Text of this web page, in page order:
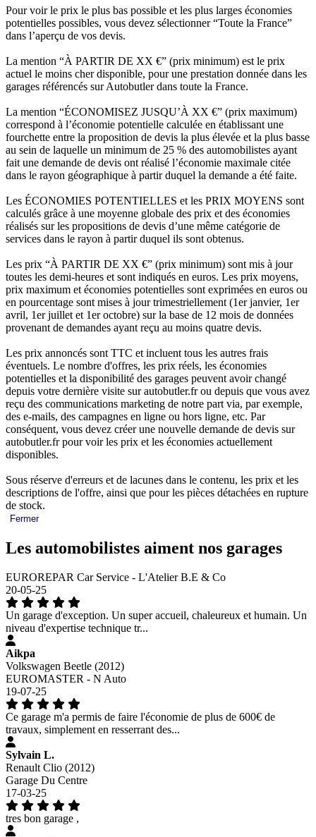
Pour voir le prix le plus bas possible et les plus larges économies
potentielles possibles, vous devez sélectionner “Toute la France”
dans l’aperçu de vos devis.
La mention “À PARTIR DE XX €” (prix minimum) est le prix
actuel le moins cher disponible, pour une prestation donnée dans les
garages référencés sur Autobutler dans toute la France.
La mention “ÉCONOMISEZ JUSQU’À XX €” (prix maximum)
correspond à l’économie potentielle calculée en établissant une
fourchette entre la proposition de devis la plus élevée et la plus basse
au sein de laquelle un minimum de 25 % des automobilistes ayant
fait une demande de devis ont réalisé l’économie maximale citée
dans le rayon géographique à partir duquel la demande a été faite.
Les ÉCONOMIES POTENTIELLES et les PRIX MOYENS sont
calculés grâce à une moyenne globale des prix et des économies
réalisés sur les propositions de devis d’une même catégorie de
services dans le rayon à partir duquel ils sont obtenus.
Les prix “À PARTIR DE XX €” (prix minimum) sont mis à jour
toutes les demi-heures et sont indiqués en euros. Les prix moyens,
prix maximum et économies potentielles sont exprimées en euros ou
en pourcentage sont mises à jour trimestriellement (1er janvier, 1er
avril, 1er juillet et 1er octobre) sur la base de 12 mois de données
provenant de demandes ayant reçu au moins quatre devis.
Les prix annoncés sont TTC et incluent tous les autres frais
éventuels. Le nombre d'offres, les prix réels, les économies
potentielles et la disponibilité des garages peuvent avoir changé
depuis votre dernière visite sur autobutler.fr ou depuis que vous avez
reçu des communications marketing de notre part via, par exemple,
des e-mails, des campagnes en ligne ou hors ligne, etc. Par
conséquent, vous devez créer une nouvelle demande de devis sur
autobutler.fr pour voir les prix et les économies actuellement
disponibles.
Sous réserve d'erreurs et de lacunes dans le contenu, les prix et les
descriptions de l'offre, ainsi que pour les pièces détachées en rupture
de stock.
Fermer
Les automobilistes aiment nos garages
EUROREPAR Car Service - L'Atelier B.E & Co
20-05-25
Un garage d'exception. Un super accueil, chaleureux et humain. Un
niveau d'expertise technique tr...
Aikpa
Volkswagen Beetle (2012)
EUROMASTER - N Auto
19-07-25
Ce garage m'a permis de faire l'économie de plus de 600€ de
travaux, simplement en resserrant des...
Sylvain L.
Renault Clio (2012)
Garage Du Centre
17-03-25
tres bon garage ,